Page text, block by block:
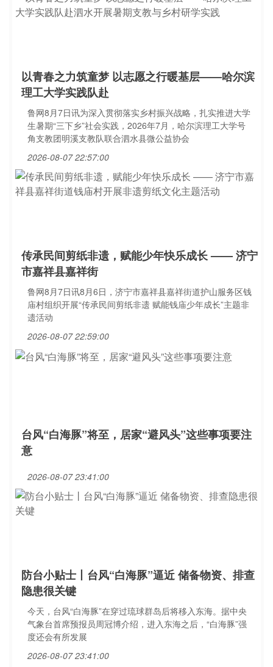
以青春之力筑童梦 以志愿之行暖基层——哈尔滨
理工大学实践队赴
鲁网8月7日讯为深入贯彻落实乡村振兴战略，扎实推进大学
生暑期“三下乡”社会实践，2026年7月，哈尔滨理工大学号
角支教团明溪支教队联合泗水县微公益协会
2026-08-07 22:57:00
传承民间剪纸非遗，赋能少年快乐成长 —— 济宁
市嘉祥县嘉祥街
鲁网8月7日讯8月6日，济宁市嘉祥县嘉祥街道护山服务区钱
庙村组织开展“传承民间剪纸非遗 赋能钱庙少年成长”主题非
遗活动
2026-08-07 22:59:00
台风“白海豚”将至，居家“避风头”这些事项要注
意
2026-08-07 23:41:00
防台小贴士丨台风“白海豚”逼近 储备物资、排查
隐患很关键
今天，台风“白海豚”在穿过琉球群岛后将移入东海。据中央
气象台首席预报员周冠博介绍，进入东海之后，“白海豚”强
度还会有所发展
2026-08-07 23:41:00